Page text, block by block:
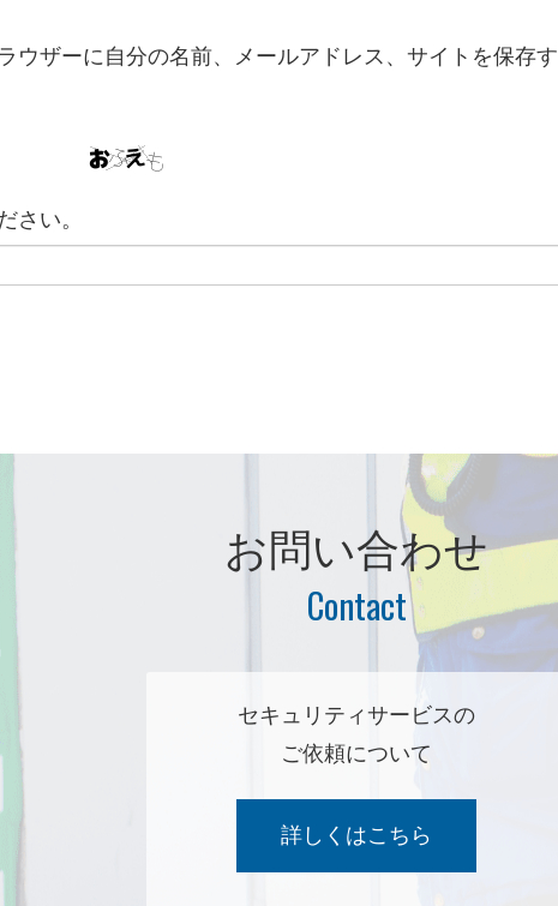
ウザーに自分の名前、メールアドレス、サイトを保存す
さい。
お問い合わせ
セキュリティサービスの
ご依頼について
詳しくはこちら